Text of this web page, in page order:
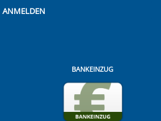
ANMELDEN
BANKEINZUG